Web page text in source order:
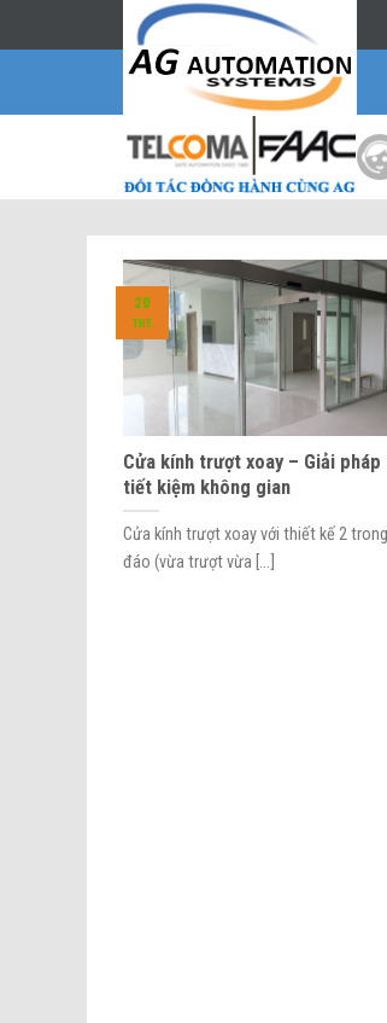
to
Cửa kính trượt xoay – Giải pháp
tiết kiệm không gian
Cửa kính trượt xoay với thiết kế 2
đáo (vừa trượt vừa [...]
20
TH5